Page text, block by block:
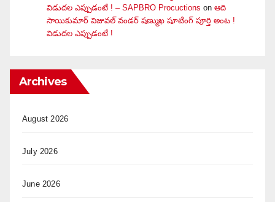
విడుదల ఎప్పుడంటే ! – SAPBRO Procuctions on ఆది
సాయికుమార్ విజువ‌ల్ వండ‌ర్ ష‌ణ్ముఖ షూటింగ్ పూర్తి అంట !
విడుదల ఎప్పుడంటే !
Archives
August 2026
July 2026
June 2026